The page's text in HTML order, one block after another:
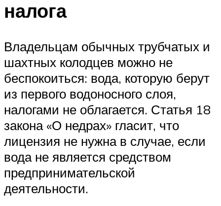
налога
Владельцам обычных трубчатых и
шахтных колодцев можно не
беспокоиться: вода, которую берут
из первого водоносного слоя,
налогами не облагается. Статья 18
закона «О недрах» гласит, что
лицензия не нужна в случае, если
вода не является средством
предпринимательской
деятельности.